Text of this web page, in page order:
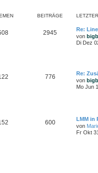
BEITRÄGE
2945
Re:
von
Di Dez
776
Re:
von
Mo Jun
600
LMM in
von
Fr Okt